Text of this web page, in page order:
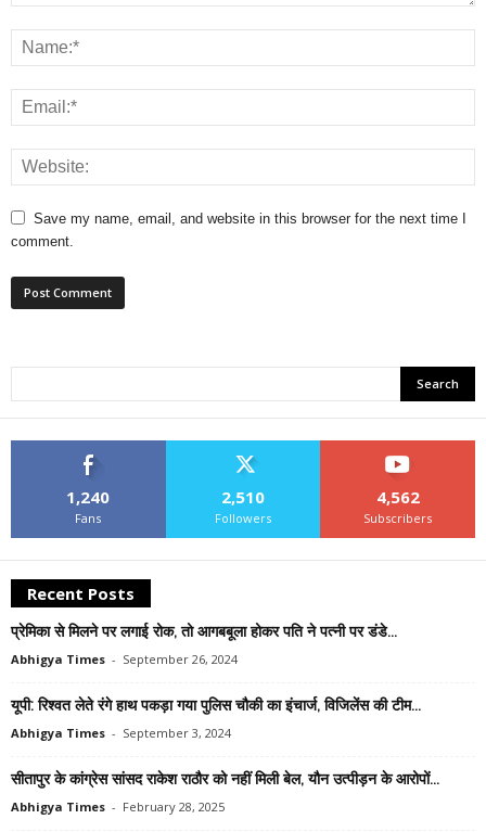
Save my name, email, and website in this browser for the next time I
comment.
1,240
Fans
2,510
Followers
4,562
Subscribers
Recent Posts
प्रेमिका से मिलने पर लगाई रोक, तो आगबबूला होकर पति ने पत्नी पर डंडे...
Abhigya Times - September 26, 2024
यूपी: रिश्वत लेते रंगे हाथ पकड़ा गया पुलिस चौकी का इंचार्ज, विजिलेंस की टीम...
Abhigya Times - September 3, 2024
सीतापुर के कांग्रेस सांसद राकेश राठौर को नहीं मिली बेल, यौन उत्‍पीड़न के आरोपों...
Abhigya Times - February 28, 2025